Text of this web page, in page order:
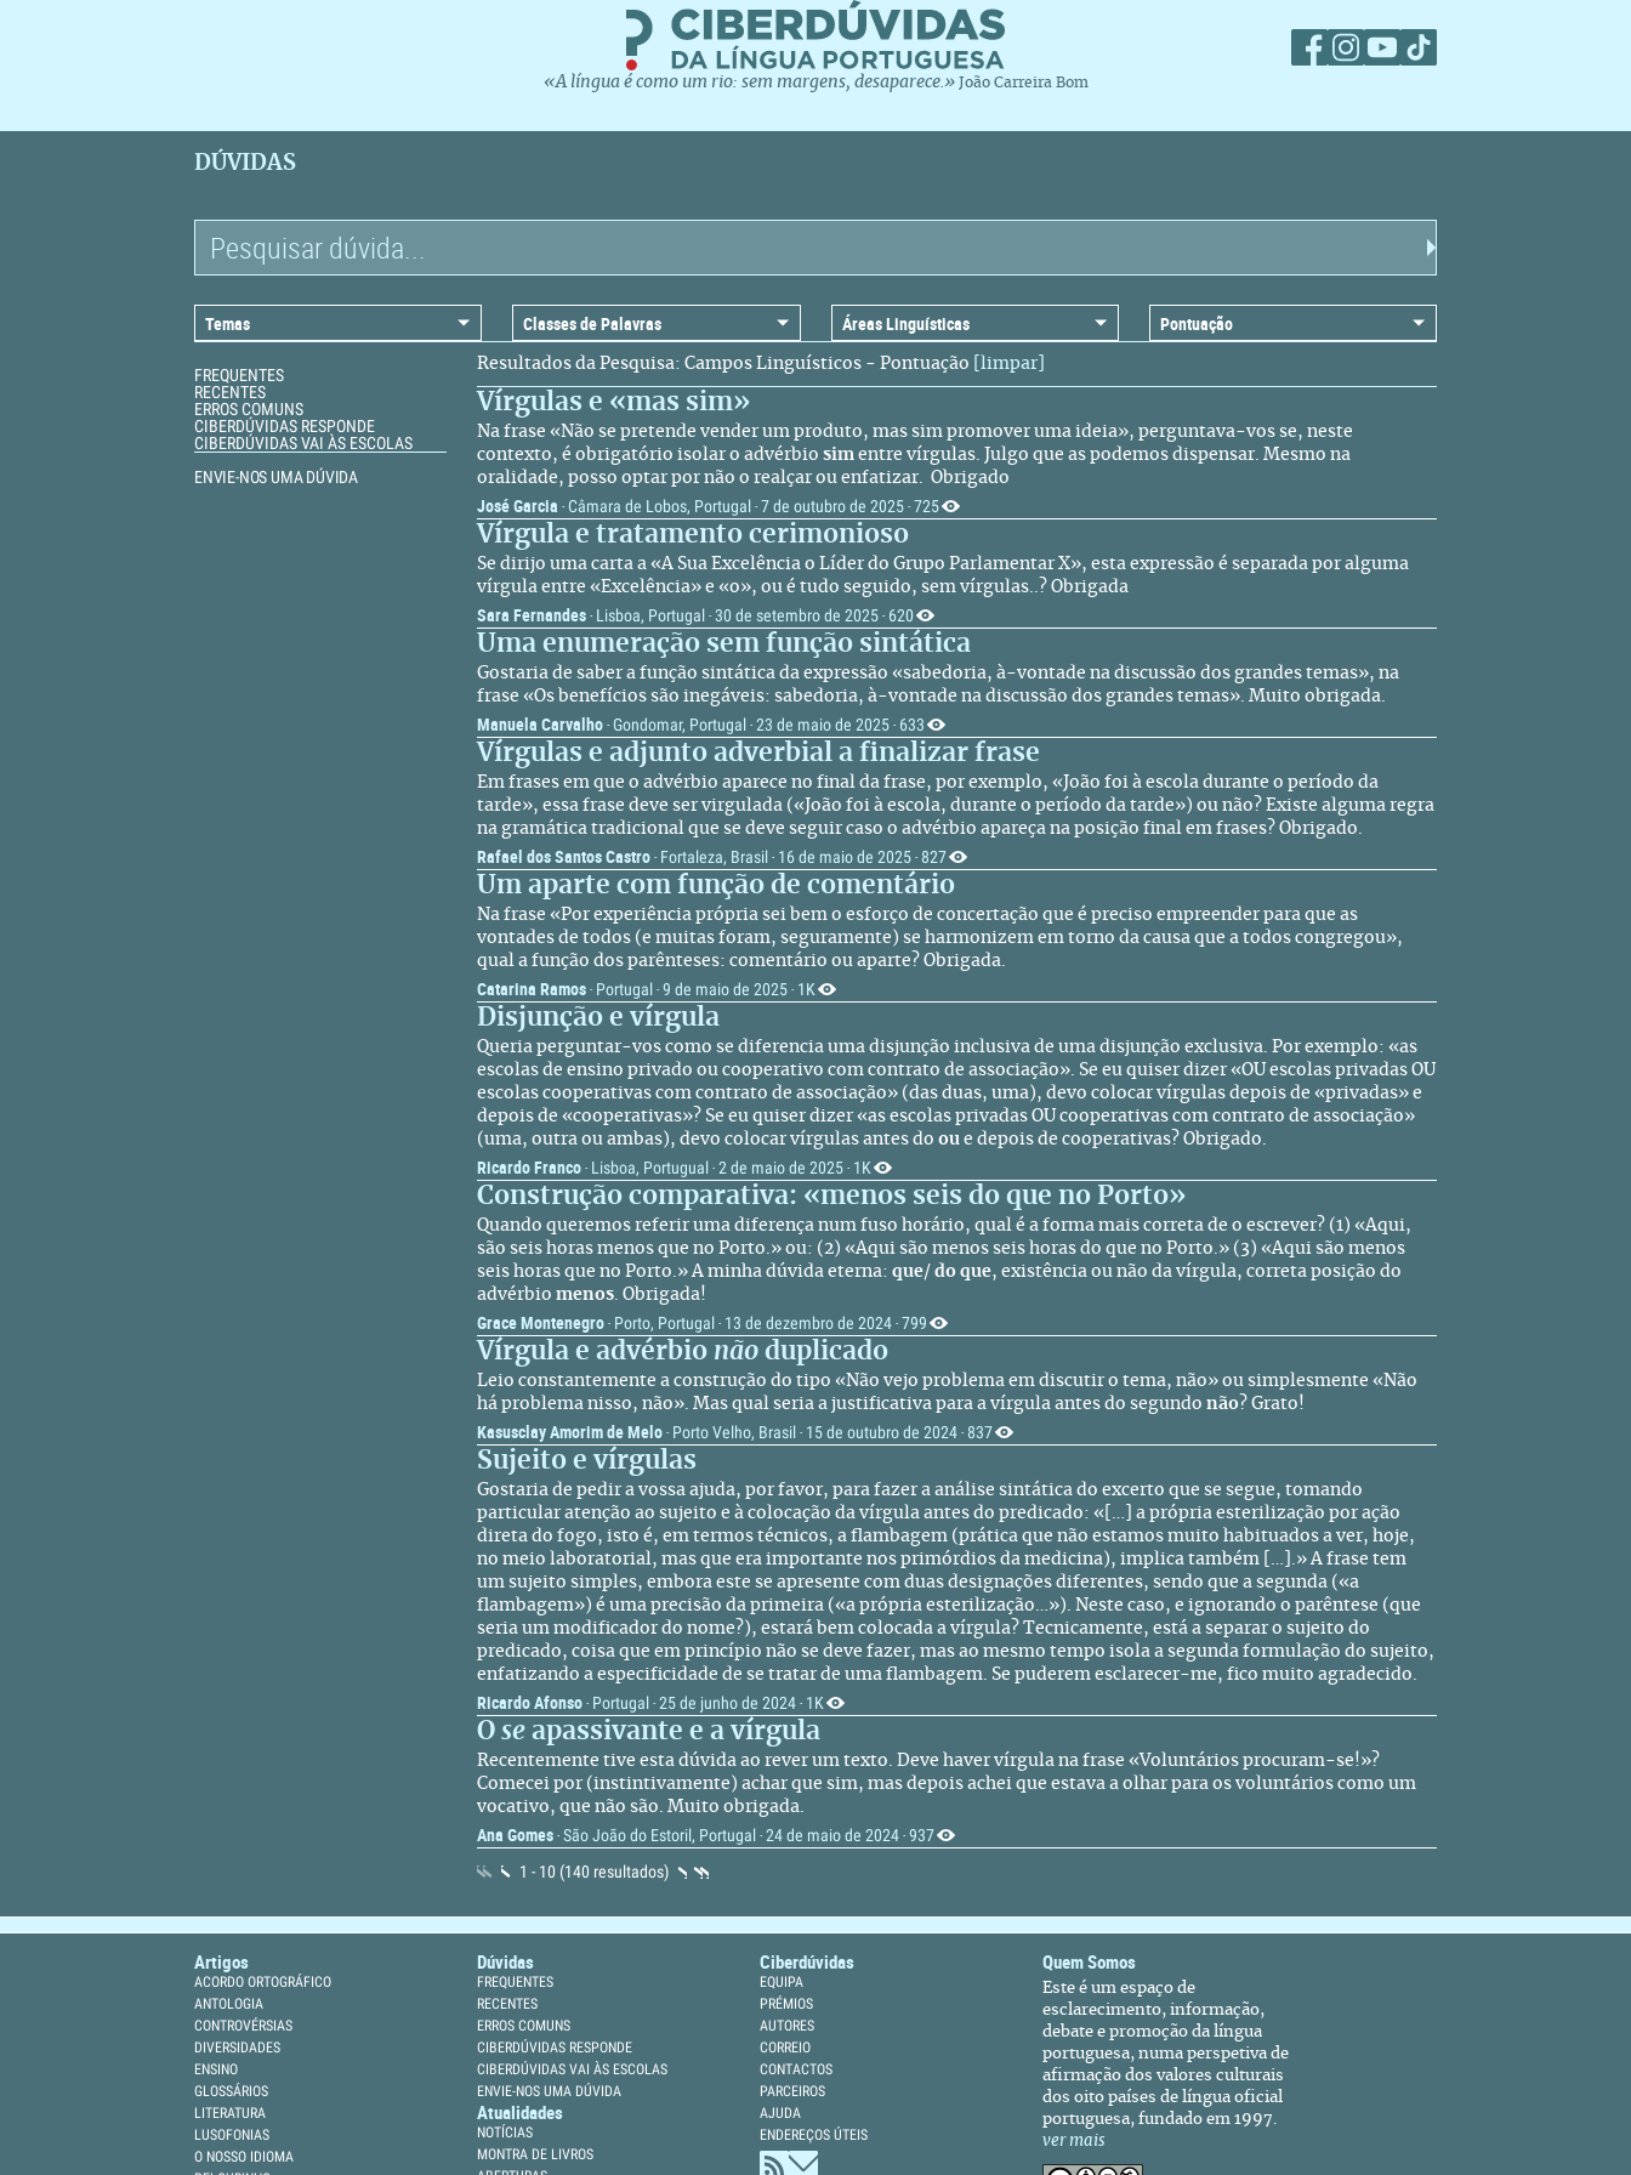
«A língua é como um rio: sem margens, desaparece.» João Carreira Bom
DÚVIDAS
FREQUENTES
RECENTES
ERROS COMUNS
CIBERDÚVIDAS RESPONDE
CIBERDÚVIDAS VAI ÀS ESCOLAS
ENVIE-NOS UMA DÚVIDA
Resultados da Pesquisa: Campos Linguísticos - Pontuação [limpar]
Vírgulas e «mas sim»
Na frase «Não se pretende vender um produto, mas sim promover uma ideia», perguntava-vos se, neste
contexto, é obrigatório isolar o advérbio sim entre vírgulas. Julgo que as podemos dispensar. Mesmo na
oralidade, posso optar por não o realçar ou enfatizar. Obrigado
José Garcia · Câmara de Lobos, Portugal · 7 de outubro de 2025 · 725
Vírgula e tratamento cerimonioso
Se dirijo uma carta a «A Sua Excelência o Líder do Grupo Parlamentar X», esta expressão é separada por alguma
vírgula entre «Excelência» e «o», ou é tudo seguido, sem vírgulas..? Obrigada
Sara Fernandes · Lisboa, Portugal · 30 de setembro de 2025 · 620
Uma enumeração sem função sintática
Gostaria de saber a função sintática da expressão «sabedoria, à-vontade na discussão dos grandes temas», na
frase «Os benefícios são inegáveis: sabedoria, à-vontade na discussão dos grandes temas». Muito obrigada.
Manuela Carvalho · Gondomar, Portugal · 23 de maio de 2025 · 633
Vírgulas e adjunto adverbial a finalizar frase
Em frases em que o advérbio aparece no final da frase, por exemplo, «João foi à escola durante o período da
tarde», essa frase deve ser virgulada («João foi à escola, durante o período da tarde») ou não? Existe alguma regra
na gramática tradicional que se deve seguir caso o advérbio apareça na posição final em frases? Obrigado.
Rafael dos Santos Castro · Fortaleza, Brasil · 16 de maio de 2025 · 827
Um aparte com função de comentário
Na frase «Por experiência própria sei bem o esforço de concertação que é preciso empreender para que as
vontades de todos (e muitas foram, seguramente) se harmonizem em torno da causa que a todos congregou»,
qual a função dos parênteses: comentário ou aparte? Obrigada.
Catarina Ramos · Portugal · 9 de maio de 2025 · 1K
Disjunção e vírgula
Queria perguntar-vos como se diferencia uma disjunção inclusiva de uma disjunção exclusiva. Por exemplo: «as
escolas de ensino privado ou cooperativo com contrato de associação». Se eu quiser dizer «OU escolas privadas OU
escolas cooperativas com contrato de associação» (das duas, uma), devo colocar vírgulas depois de «privadas» e
depois de «cooperativas»? Se eu quiser dizer «as escolas privadas OU cooperativas com contrato de associação»
(uma, outra ou ambas), devo colocar vírgulas antes do ou e depois de cooperativas? Obrigado.
Ricardo Franco · Lisboa, Portugual · 2 de maio de 2025 · 1K
Construção comparativa: «menos seis do que no Porto»
Quando queremos referir uma diferença num fuso horário, qual é a forma mais correta de o escrever? (1) «Aqui,
são seis horas menos que no Porto.» ou: (2) «Aqui são menos seis horas do que no Porto.» (3) «Aqui são menos
seis horas que no Porto.» A minha dúvida eterna: que/ do que, existência ou não da vírgula, correta posição do
advérbio menos. Obrigada!
Grace Montenegro · Porto, Portugal · 13 de dezembro de 2024 · 799
Vírgula e advérbio não duplicado
Leio constantemente a construção do tipo «Não vejo problema em discutir o tema, não» ou simplesmente «Não
há problema nisso, não». Mas qual seria a justificativa para a vírgula antes do segundo não? Grato!
Kasusclay Amorim de Melo · Porto Velho, Brasil · 15 de outubro de 2024 · 837
Sujeito e vírgulas
Gostaria de pedir a vossa ajuda, por favor, para fazer a análise sintática do excerto que se segue, tomando
particular atenção ao sujeito e à colocação da vírgula antes do predicado: «[…] a própria esterilização por ação
direta do fogo, isto é, em termos técnicos, a flambagem (prática que não estamos muito habituados a ver, hoje,
no meio laboratorial, mas que era importante nos primórdios da medicina), implica também […].» A frase tem
um sujeito simples, embora este se apresente com duas designações diferentes, sendo que a segunda («a
flambagem») é uma precisão da primeira («a própria esterilização…»). Neste caso, e ignorando o parêntese (que
seria um modificador do nome?), estará bem colocada a vírgula? Tecnicamente, está a separar o sujeito do
predicado, coisa que em princípio não se deve fazer, mas ao mesmo tempo isola a segunda formulação do sujeito,
enfatizando a especificidade de se tratar de uma flambagem. Se puderem esclarecer-me, fico muito agradecido.
Ricardo Afonso · Portugal · 25 de junho de 2024 · 1K
O se apassivante e a vírgula
Recentemente tive esta dúvida ao rever um texto. Deve haver vírgula na frase «Voluntários procuram-se!»?
Comecei por (instintivamente) achar que sim, mas depois achei que estava a olhar para os voluntários como um
vocativo, que não são. Muito obrigada.
Ana Gomes · São João do Estoril, Portugal · 24 de maio de 2024 · 937
1 - 10 (140 resultados)
Artigos
ACORDO ORTOGRÁFICO
ANTOLOGIA
CONTROVÉRSIAS
DIVERSIDADES
ENSINO
GLOSSÁRIOS
LITERATURA
LUSOFONIAS
O NOSSO IDIOMA
Dúvidas
FREQUENTES
RECENTES
ERROS COMUNS
CIBERDÚVIDAS RESPONDE
CIBERDÚVIDAS VAI ÀS ESCOLAS
ENVIE-NOS UMA DÚVIDA
Atualidades
NOTÍCIAS
MONTRA DE LIVROS
Ciberdúvidas
EQUIPA
PRÉMIOS
AUTORES
CORREIO
CONTACTOS
PARCEIROS
AJUDA
ENDEREÇOS ÚTEIS
Quem Somos
Este é um espaço de
esclarecimento, informação,
debate e promoção da língua
portuguesa, numa perspetiva de
afirmação dos valores culturais
dos oito países de língua oficial
portuguesa, fundado em 1997.
ver mais